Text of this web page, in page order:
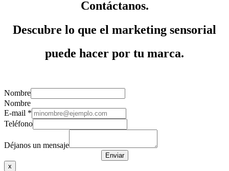
Contáctanos.
Descubre lo que el marketing sensorial
puede hacer por tu marca.
Nombre
Nombre
E-mail *
un
Teléfono
Déjanos un mensaje
Enviar
x